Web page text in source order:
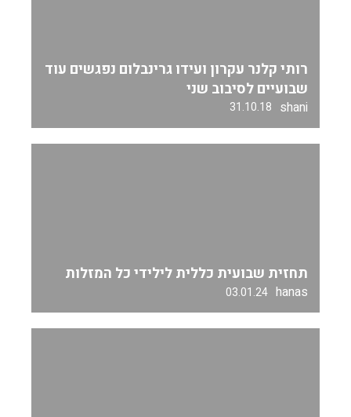
רותי קלנר עקרון ועידו גרינבלום נפגשים עוד
שבועיים לסיבוב שני
shani
31.10.18
תחזית שבועית כללית לילידי כל המזלות
hanas
03.01.24